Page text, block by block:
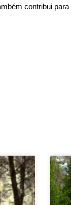
contribui